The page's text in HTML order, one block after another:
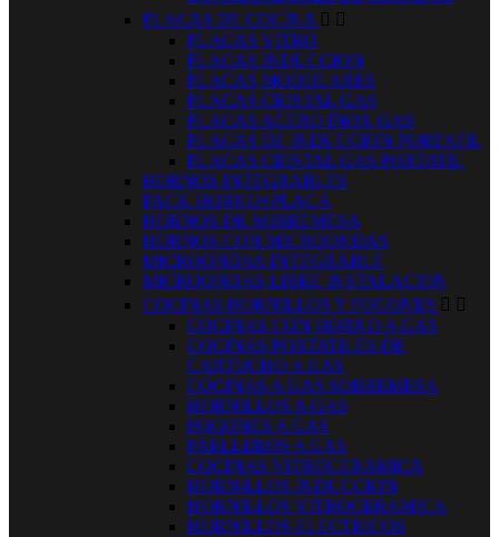
PLACAS DE COCINA  
PLACAS VITRO
PLACAS INDUCCION
PLACAS MODULARES
PLACAS CRISTAL GAS
PLACAS ACERO INOX GAS
PLACAS DE INDUCCION PORTATIL
PLACAS CRISTAL GAS PORTATIL
HORNOS INTEGRABLES
PACK HORNO+PLACA
HORNOS DE SOBREMESA
HORNOS CON MICROONDAS
MICROONDAS INTEGRABLE
MICROONDAS LIBRE INSTALACION
COCINAS HORNILLOS Y FOGONES  
COCINAS CON HORNO A GAS
COCINAS PORTATILES DE
CARTUCHO A GAS
COCINAS A GAS SOBREMESA
HORNILLOS A GAS
FOGONES A GAS
PAELLEROS A GAS
COCINAS VITROCERAMICA
HORNILLOS INDUCCION
HORNILLOS VITROCERAMICA
HORNILLOS ELECTRICOS